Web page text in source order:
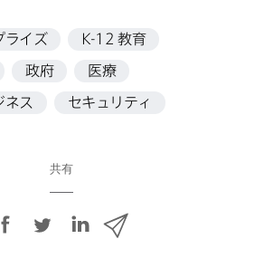
ライズ K-12 教育
政府 医療
ネス セキュリティ
共有